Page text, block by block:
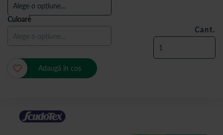
Culoare
Cant.
Adaugă în coș